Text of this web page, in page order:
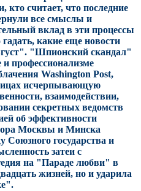
кто считает, что последние
все смыслы и
вклад в эти процессы
какие еще новости
"Шпионский скандал"
профессионализме
Washington Post,
исчерпывающую
взаимодействии,
секретных ведомств
об эффективности
Москвы и Минска
Союзного государства и
затеи с
на "Параде любви" в
жизней, но и ударила